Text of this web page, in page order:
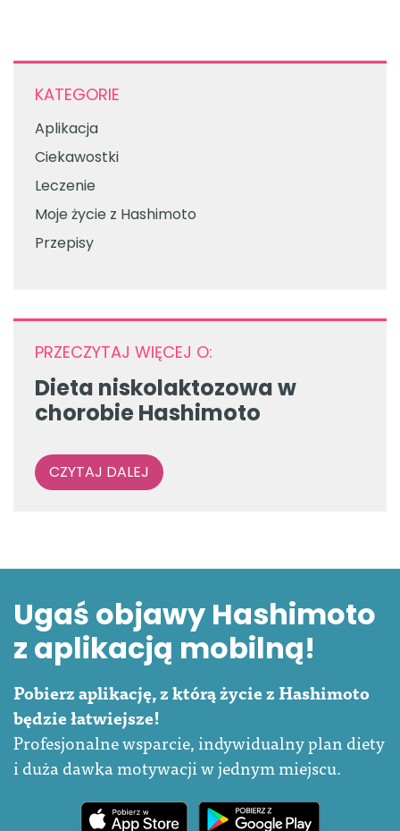
KATEGORIE
Aplikacja
Ciekawostki
Leczenie
Moje życie z Hashimoto
Przepisy
PRZECZYTAJ WIĘCEJ O:
Dieta niskolaktozowa w
chorobie Hashimoto
CZYTAJ DALEJ
Ugaś objawy Hashimoto
z aplikacją mobilną!
Pobierz aplikację, z którą życie z Hashimoto
będzie łatwiejsze!
Profesjonalne wsparcie, indywidualny plan diety
i duża dawka motywacji w jednym miejscu.